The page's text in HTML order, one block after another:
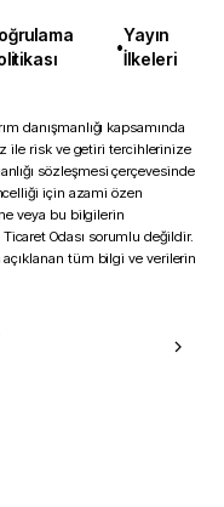
•
Yayın
İlkeleri
danışmanlığı kapsamında
ile risk ve getiri tercihlerinize
sözleşmesi çerçevesinde
için azami özen
veya bu bilgilerin
Odası sorumlu değildir.
açıklanan tüm bilgi ve verilerin